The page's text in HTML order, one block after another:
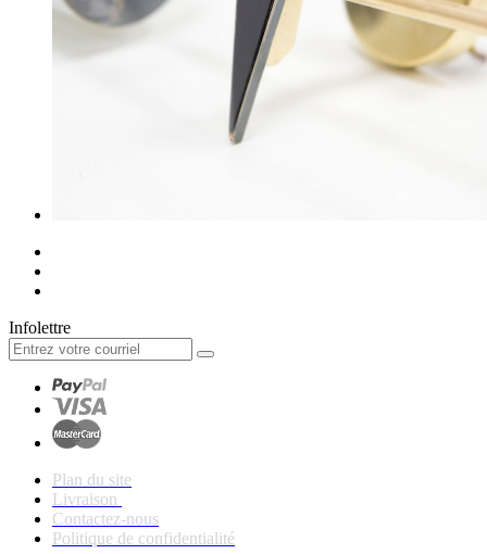
Infolettre
Plan du site
Livraison
Contactez-nous
Politique de confidentialité